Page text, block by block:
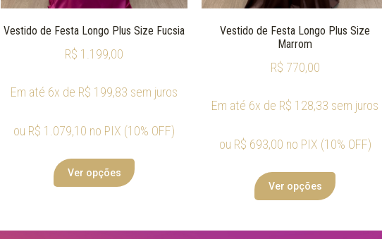
Vestido de Festa Longo Plus Size Fucsia
R$ 1.199,00
Em até 6x de R$ 199,83 sem juros
ou R$ 1.079,10 no PIX (10% OFF)
Ver opções
Vestido de Festa Longo Plus Size
Marrom
R$ 770,00
Em até 6x de R$ 128,33 sem juros
ou R$ 693,00 no PIX (10% OFF)
Ver opções